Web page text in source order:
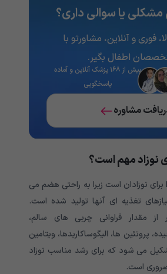
مشکلی یا سوالی داری؟
فوری و آنلاین، مشاورتو با
اطفال بگیر.
بیش از ۱۶۸ پزشک آنلاین و آماده
پاسخگویی
مشاوره
نوزاد مهم است؟
برای نوزادان است زیرا به راحتی هضم می
تغذیه ای آنها تولید شده است.
مقدار فراوانی چربی های سالم،
پروتئین ها، الیگوساکاریدها، ویتامین
می شود که برای رشد مناسب نوزاد
ضروری است.